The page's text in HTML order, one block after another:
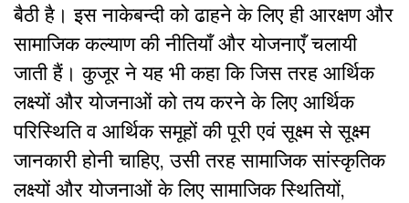
बैठी है। इस नाकेबन्दी को ढाहने के लिए ही आरक्षण और
सामाजिक कल्याण की नीतियाँ और योजनाएँ चलायी
जाती हैं। कुजूर ने यह भी कहा कि जिस तरह आर्थिक
लक्ष्यों और योजनाओं को तय करने के लिए आर्थिक
परिस्थिति व आर्थिक समूहों की पूरी एवं सूक्ष्म से सूक्ष्म
जानकारी होनी चाहिए, उसी तरह सामाजिक सांस्कृतिक
लक्ष्यों और योजनाओं के लिए सामाजिक स्थितियों,